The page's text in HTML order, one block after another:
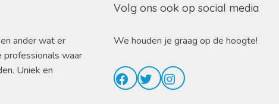
ander wat er
waar
Uniek en
Volg ons ook op social media
We houden je graag op de hoogte!
Facebook
TwitterInstagram